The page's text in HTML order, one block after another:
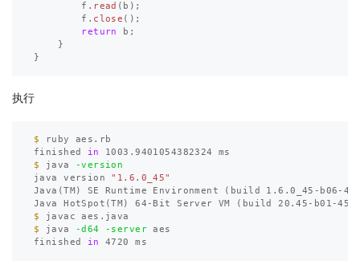
f . read ( b );
f . close ();
return
b ;
}
}
执行
$
ruby aes.rb
finished in
$ java -version
java version "1.6.0_45"
Java (TM) SE Runtime Environment ( build 1.6.0_45-b06-
Java HotSpot (TM) 64-Bit Server VM ( build 20.45-b01-
$
$ java -d64 -server aes
finished in